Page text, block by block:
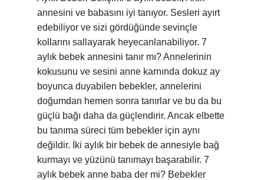
annesini ve babasını iyi tanıyor. Sesleri ayırt
edebiliyor ve sizi gördüğünde sevinçle
kollarını sallayarak heyecanlanabiliyor. 7
aylık bebek annesini tanır mı? Annelerinin
kokusunu ve sesini anne karnında dokuz ay
boyunca duyabilen bebekler, annelerini
doğumdan hemen sonra tanırlar ve bu da bu
güçlü bağı daha da güçlendirir. Ancak elbette
bu tanıma süreci tüm bebekler için aynı
değildir. İki aylık bir bebek de annesiyle bağ
kurmayı ve yüzünü tanımayı başarabilir. 7
aylık bebek anne baba der mi? Bebekler